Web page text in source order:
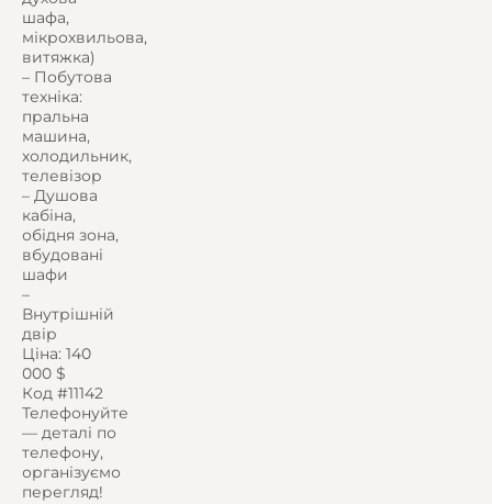
шафа,
мікрохвильова,
витяжка)
– Побутова
техніка:
пральна
машина,
холодильник,
телевізор
– Душова
кабіна,
обідня зона,
вбудовані
шафи
–
Внутрішній
двір
Ціна: 140
000 $
Код #11142
Телефонуйте
— деталі по
телефону,
організуємо
перегляд!